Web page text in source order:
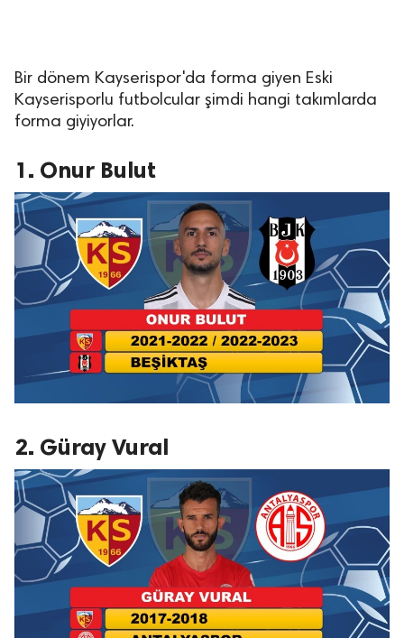
Bir dönem Kayserispor'da forma giyen Eski
Kayserisporlu futbolcular şimdi hangi takımlarda
forma giyiyorlar.
1. Onur Bulut
2. Güray Vural